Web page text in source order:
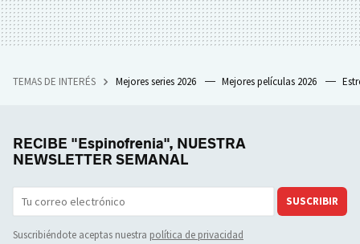
TEMAS DE INTERÉS Mejores series 2026 Mejores películas 2026
RECIBE "Espinofrenia", NUESTRA
NEWSLETTER SEMANAL
SUSCRIBIR
Suscribiéndote aceptas nuestra política de privacidad